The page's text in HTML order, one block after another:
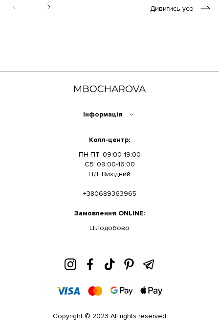
Дивитись усе
Інформація
Колл-центр:
ПН-ПТ: 09:00-19:00
СБ: 09:00-16:00
НД: Вихідний
+380689363965
Замовлення ONLINE:
Цілодобово
Copyright © 2023 All rights reserved